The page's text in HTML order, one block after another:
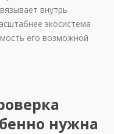
внутрь
экосистема
его возможной
нужна